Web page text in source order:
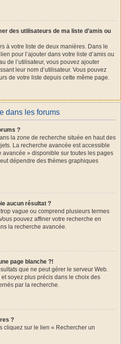
des utilisateurs de ma liste d’amis ou
à votre liste de deux manières. Dans le
pour l’ajouter dans votre liste d’amis ou
de l’utilisateur, vous pouvez ajouter
leur nom d’utilisateur. Vous pouvez
de votre liste depuis cette même page.
dans les forums
?
la zone de recherche située en haut des
La recherche avancée est accessible
» disponible sur toutes les pages
dépendre des thèmes graphiques
aucun résultat ?
vague ou comprend plusieurs termes
pouvez affiner votre recherche en
la recherche avancée.
page blanche ?!
que ne peut gérer le serveur Web.
soyez plus précis dans le choix des
par la recherche.
?
cliquez sur le lien « Rechercher un